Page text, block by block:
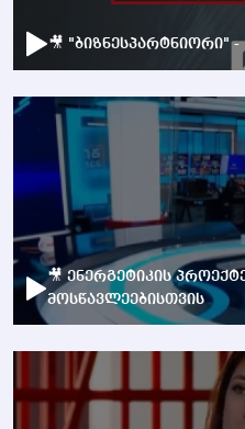
🎥 "ბიზნესპარტნიორი"
🎥 ენერგეტიკის
მოსწავლეებისთვის